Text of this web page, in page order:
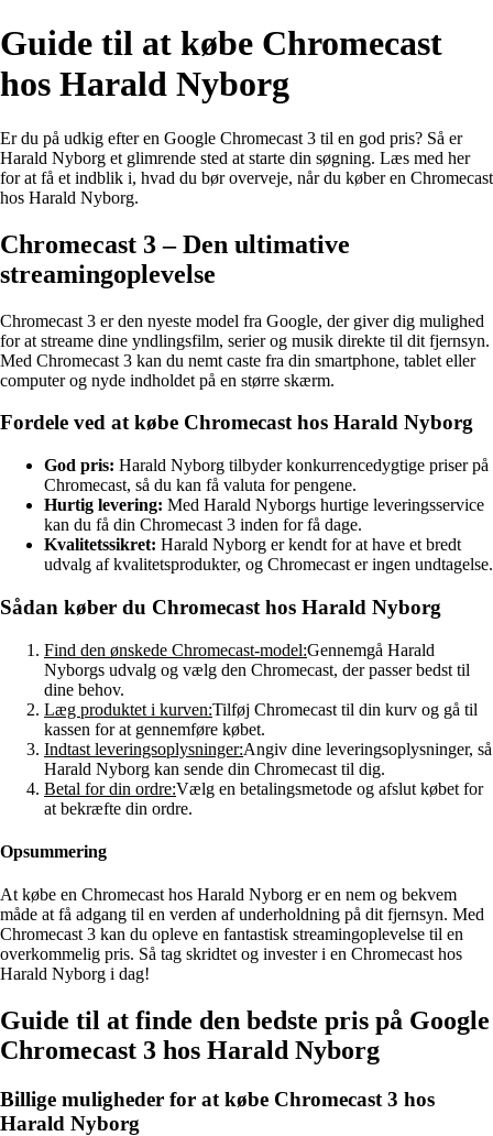
Guide til at købe Chromecast
hos Harald Nyborg
Er du på udkig efter en Google Chromecast 3 til en god pris? Så er
Harald Nyborg et glimrende sted at starte din søgning. Læs med her
for at få et indblik i, hvad du bør overveje, når du køber en Chromecast
hos Harald Nyborg.
Chromecast 3 – Den ultimative
streamingoplevelse
Chromecast 3 er den nyeste model fra Google, der giver dig mulighed
for at streame dine yndlingsfilm, serier og musik direkte til dit fjernsyn.
Med Chromecast 3 kan du nemt caste fra din smartphone, tablet eller
computer og nyde indholdet på en større skærm.
Fordele ved at købe Chromecast hos Harald Nyborg
God pris: Harald Nyborg tilbyder konkurrencedygtige priser på
Chromecast, så du kan få valuta for pengene.
Hurtig levering: Med Harald Nyborgs hurtige leveringsservice
kan du få din Chromecast 3 inden for få dage.
Kvalitetssikret: Harald Nyborg er kendt for at have et bredt
udvalg af kvalitetsprodukter, og Chromecast er ingen undtagelse.
Sådan køber du Chromecast hos Harald Nyborg
Find den ønskede Chromecast-model:Gennemgå Harald
Nyborgs udvalg og vælg den Chromecast, der passer bedst til
dine behov.
Læg produktet i kurven:Tilføj Chromecast til din kurv og gå til
kassen for at gennemføre købet.
Indtast leveringsoplysninger:Angiv dine leveringsoplysninger, så
Harald Nyborg kan sende din Chromecast til dig.
Betal for din ordre:Vælg en betalingsmetode og afslut købet for
at bekræfte din ordre.
Opsummering
At købe en Chromecast hos Harald Nyborg er en nem og bekvem
måde at få adgang til en verden af underholdning på dit fjernsyn. Med
Chromecast 3 kan du opleve en fantastisk streamingoplevelse til en
overkommelig pris. Så tag skridtet og invester i en Chromecast hos
Harald Nyborg i dag!
Guide til at finde den bedste pris på Google
Chromecast 3 hos Harald Nyborg
Billige muligheder for at købe Chromecast 3 hos
Harald Nyborg